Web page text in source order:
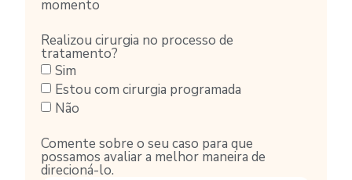
momento
Realizou cirurgia no processo de
tratamento?
Sim
Estou com cirurgia programada
Não
Comente sobre o seu caso para que
possamos avaliar a melhor maneira de
direcioná-lo.